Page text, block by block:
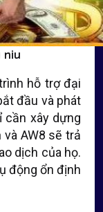
niu
hỗ trợ đại
đầu và phát
cần xây dựng
AW8 sẽ trả
dịch của họ.
động ổn định